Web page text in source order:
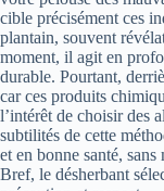
cible précisément ces
plantain, souvent
moment, il agit en
durable. Pourtant,
car ces produits
l’intérêt de choisir des
subtilités de cette
et en bonne santé,
Bref, le désherbant